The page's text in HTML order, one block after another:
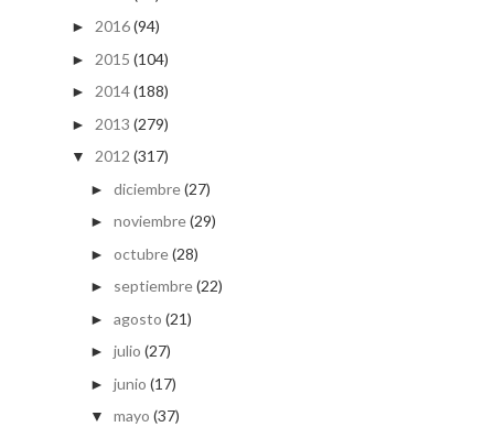
► 2016(94)
► 2015 (104)
► 2014(188)
► 2013 (279)
▼ 2012 (317)
► diciembre(27)
► noviembre(29)
► octubre(28)
► septiembre(22)
► agosto (21)
► julio (27)
► junio (17)
▼ mayo (37)